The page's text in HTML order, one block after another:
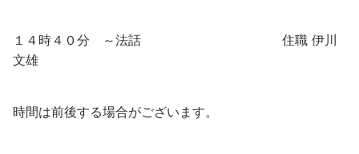
１４時４０分 ～法話 住職 伊川
文雄
時間は前後する場合がございます。